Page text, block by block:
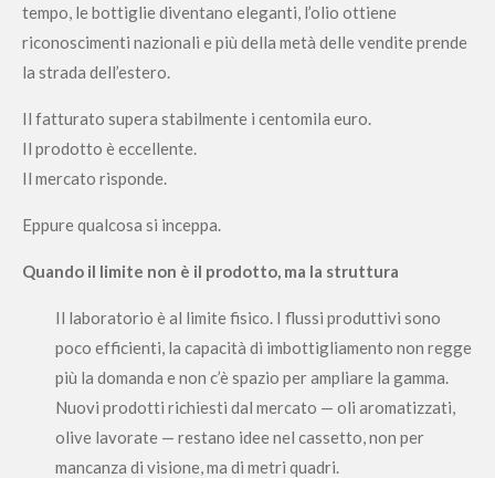
tempo, le bottiglie diventano eleganti, l’olio ottiene
riconoscimenti nazionali e più della metà delle vendite prende
la strada dell’estero.
Il fatturato supera stabilmente i centomila euro.
Il prodotto è eccellente.
Il mercato risponde.
Eppure qualcosa si inceppa.
Quando il limite non è il prodotto, ma la struttura
Il laboratorio è al limite fisico. I flussi produttivi sono
poco efficienti, la capacità di imbottigliamento non regge
più la domanda e non c’è spazio per ampliare la gamma.
Nuovi prodotti richiesti dal mercato — oli aromatizzati,
olive lavorate — restano idee nel cassetto, non per
mancanza di visione, ma di metri quadri.